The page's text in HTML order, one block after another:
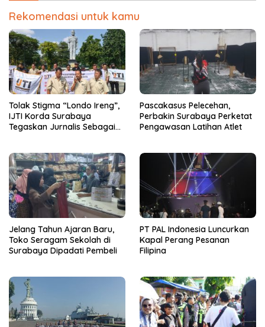
Rekomendasi untuk kamu
Tolak Stigma “Londo Ireng”,
IJTI Korda Surabaya
Tegaskan Jurnalis Sebagai
Pascakasus Pelecehan,
Perbakin Surabaya Perketat
Pengawasan Latihan Atlet
Jelang Tahun Ajaran Baru,
Toko Seragam Sekolah di
Surabaya Dipadati Pembeli
PT PAL Indonesia Luncurkan
Kapal Perang Pesanan
Filipina